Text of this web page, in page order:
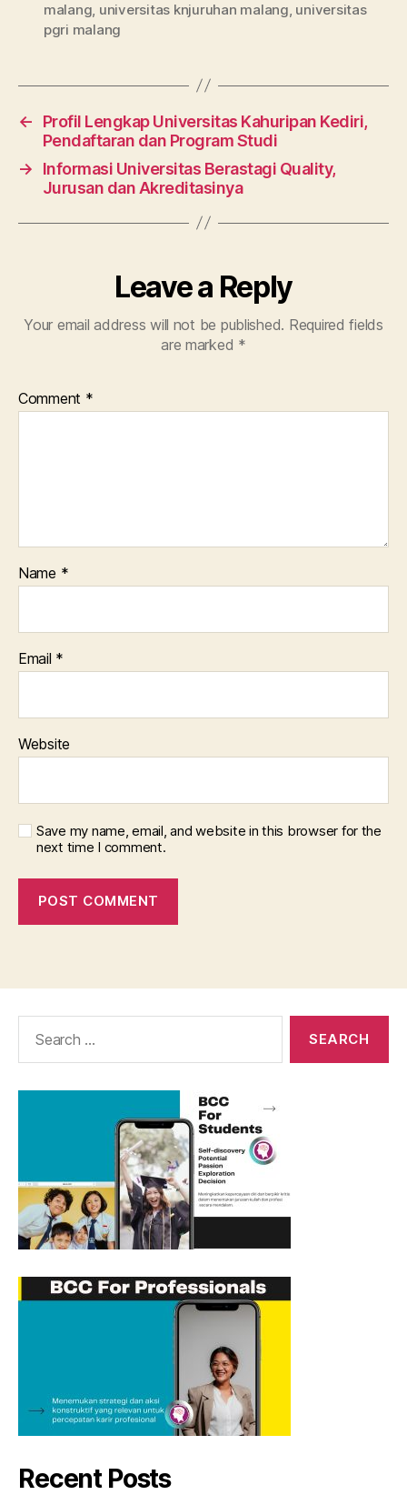
malang, universitas knjuruhan malang, universitas
pgri malang
←
Profil Lengkap Universitas Kahuripan Kediri,
Pendaftaran dan Program Studi
→
Informasi Universitas Berastagi Quality,
Jurusan dan Akreditasinya
Leave a Reply
Your email address will not be published. Required fields
are marked *
Comment *
Name *
Email *
Website
Save my name, email, and website in this browser for the
next time I comment.
Recent Posts